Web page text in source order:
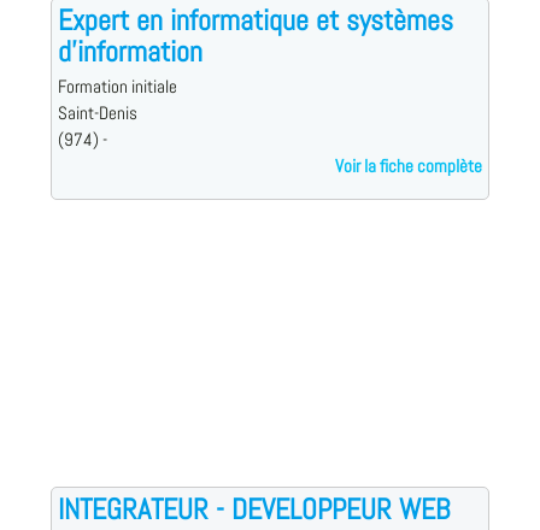
Expert en informatique et systèmes
d'information
Formation initiale
Saint-Denis
(974) -
Voir la fiche complète
INTEGRATEUR - DEVELOPPEUR WEB